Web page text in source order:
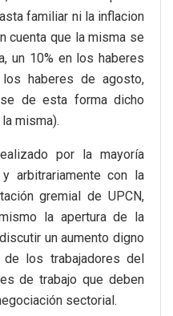
familiar ni la inflacion
cuenta que la misma se
un 10% en los haberes
haberes de agosto,
de esta forma dicho
misma).
por la mayoría
arbitrariamente con la
gremial de UPCN,
la apertura de la
un aumento digno
los trabajadores del
de trabajo que deben
sectorial.